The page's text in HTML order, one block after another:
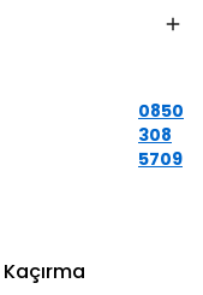
0850
308
5709